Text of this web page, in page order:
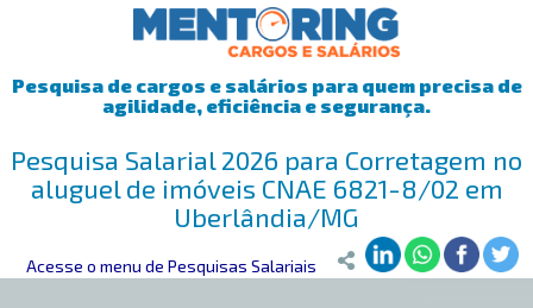
Pesquisa de cargos e salários para quem precisa de
agilidade, eficiência e segurança.
Pesquisa Salarial 2026 para Corretagem no
aluguel de imóveis CNAE 6821-8/02 em
Uberlândia/MG
Mentoring>Pesquisa Salarial>Uberlândia/MG>Corretagem no
Acesse o menu de Pesquisas Salariais